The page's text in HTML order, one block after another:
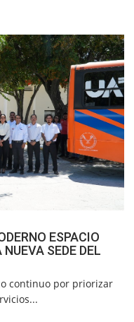
ESPACIO
SEDE DEL
continuo por priorizar